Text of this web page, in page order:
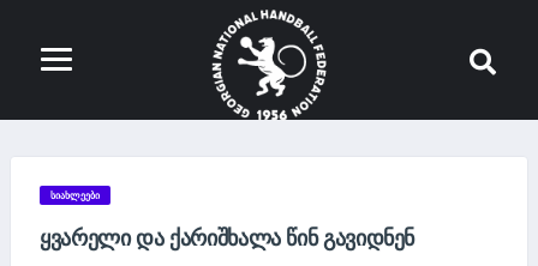
ᲡᲘᲐᲮᲚᲔᲔᲑᲘ
ᲧᲕᲐᲠᲔᲚᲘ ᲓᲐ ᲥᲐᲠᲘᲨᲮᲐᲚᲐ ᲬᲘᲜ ᲒᲐᲕᲘᲓᲜᲔᲜ